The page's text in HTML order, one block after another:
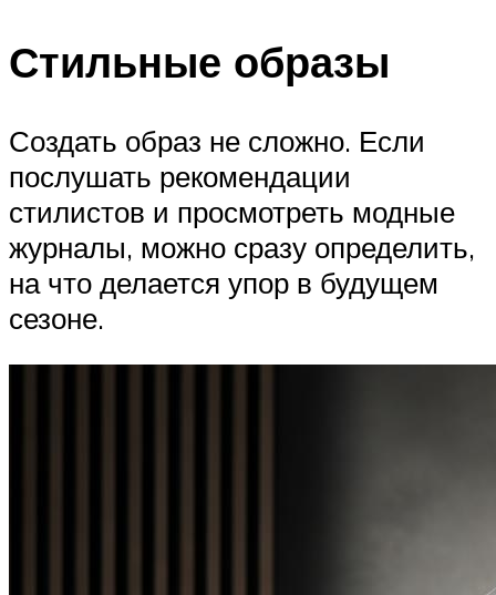
Стильные образы
Создать образ не сложно. Если
послушать рекомендации
стилистов и просмотреть модные
журналы, можно сразу определить,
на что делается упор в будущем
сезоне.